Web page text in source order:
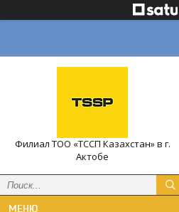
Филиал ТОО «ТССП Казахстан» в г.
Актобе